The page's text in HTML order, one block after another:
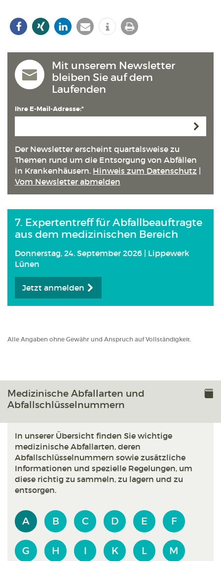
Mit unserem Newsletter
bleiben Sie auf dem
Laufenden
Ihre E-Mail-Adresse:*
Der Newsletter erscheint quartals­weise zu
Themen rund um die Entsorgung von Abfällen
in Kranken­häusern. Hinweis zum Datenschutz
Vom Newsletter abmelden
7. Expertentreff für Abfallbeauftragte
aus dem medizinischen Bereich
Donnerstag, 24. September 2026 | Lippewerk
Lünen
Jetzt anmelden
Alle Angaben ohne Gewähr und Anspruch auf Vollständigkeit.
Medizinische Abfallarten und
Abfallschlüsselnummern
In unserer Übersicht finden Sie wichtige
medizinische Abfallarten, deren
Abfallschlüsselnummern sowie zusätzliche
Informationen und spezielle Regelungen, um
diese richtig zu sammeln, zu lagern und zu
entsorgen.
A B C D E F
G H I K L M